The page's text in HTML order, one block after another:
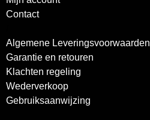
Contact
Algemene Leveringsvoorwaarden
Garantie en retouren
Klachten regeling
Wederverkoop
Gebruiksaanwijzing